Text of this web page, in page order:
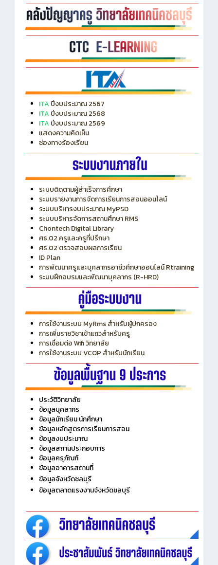
ITA ปีงบประมาณ 2567
ITA ปีงบประมาณ 2568
ITAปีงบประมาณ 2569
แสดงความคิดเห็น
ช่องทางร้องเรียน
ระบบติดตามผู้สำเร็จการศึกษา
ระบบรายงานการจัดการเรียนการสอนออนไลน์
ระบบบริหารงบประมาณ MyPSD
ระบบบริหารจัดการสถานศึกษา RMS
Chontech Digital Library
ศธ.02 ครูและครูที่ปรึกษา
ศธ.02 ตรวจสอบผลการเรียน
ID Plan
การพัฒนาครูและบุคลากรอาชีวศึกษาออนไลน์ Rtraining
ระบบฝึกอบรมและพัฒนาบุคลากร (R-HRD)
การใช้งานระบบ MyRms สำหรับผู้ปกครอง
การเพิ่มรายวิชาเข้าแถวสำหรับครู
การเชื่อมต่อ Wifi วิทยาลัย
การใช้งานระบบ VCOP สำหรับนักเรียน
ประวัติวิทยาลัย
ข้อมูลบุคลากร
ข้อมูลนักเรียน นักศึกษา
ข้อมูลหลักสูตรการเรียนการสอน
ข้อมูลงบประมาณ
ข้อมูลสถานประกอบการ
ข้อมูลครุภัณฑ์
ข้อมูลอาคารสถานที่
ข้อมูลจังหวัดชลบุรี